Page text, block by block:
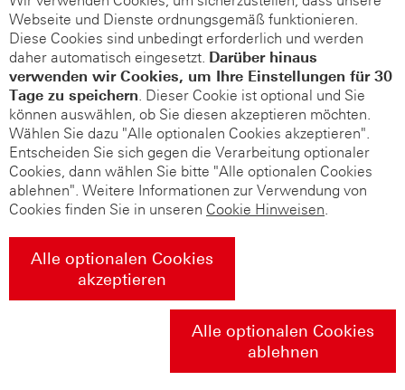
Webseite und Dienste ordnungsgemäß funktionieren.
Diese Cookies sind unbedingt erforderlich und werden
daher automatisch eingesetzt. Darüber hinaus
verwenden wir Cookies, um Ihre Einstellungen für 30
Tage zu speichern. Dieser Cookie ist optional und Sie
können auswählen, ob Sie diesen akzeptieren möchten.
Wählen Sie dazu "Alle optionalen Cookies akzeptieren".
Entscheiden Sie sich gegen die Verarbeitung optionaler
Cookies, dann wählen Sie bitte "Alle optionalen Cookies
ablehnen". Weitere Informationen zur Verwendung von
Cookies finden Sie in unseren Cookie Hinweisen.
Alle optionalen Cookies
akzeptieren
Alle optionalen Cookies
ablehnen